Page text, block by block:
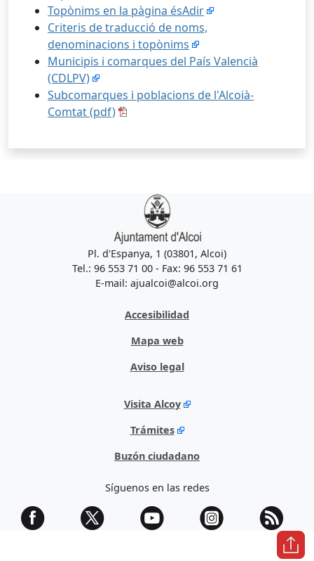
Topònims en la pàgina ésAdir
Criteris de traducció de noms,
denominacions i topònims
Municipis i comarques del País Valencià
(CDLPV)
Subcomarques i poblacions de l'Alcoià-
Comtat (pdf)
Pl. d'Espanya, 1 (03801, Alcoi)
Tel.: 96 553 71 00 - Fax: 96 553 71 61
E-mail: ajualcoi@alcoi.org
Accesibilidad
Mapa web
Aviso legal
Visita Alcoy
Trámites
Buzón ciudadano
Síguenos en las redes